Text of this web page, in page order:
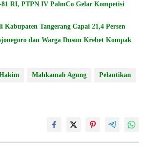
RI, PTPN IV PalmCo Gelar Kompetisi
Kabupaten Tangerang Capai 21,4 Persen
dan Warga Dusun Krebet Kompak
Mahkamah Agung Pelantikan